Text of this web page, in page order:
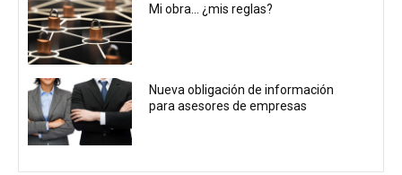
Mi obra… ¿mis reglas?
Nueva obligación de información
para asesores de empresas